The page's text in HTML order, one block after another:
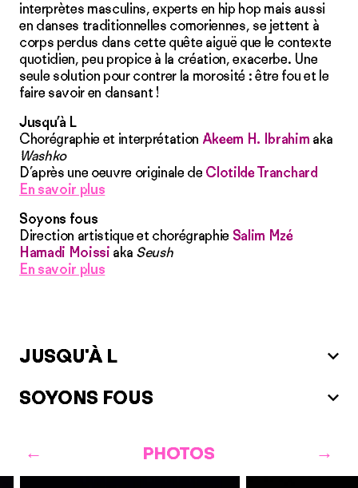
interprètes masculins, experts en hip hop mais aussi
en danses traditionnelles comoriennes, se jettent à
corps perdus dans cette quête aiguë que le contexte
quotidien, peu propice à la création, exacerbe. Une
seule solution pour contrer la morosité : être fou et le
faire savoir en dansant !
Jusqu’à L
Chorégraphie et interprétation Akeem H. Ibrahim aka
Washko
D’après une oeuvre originale de Clotilde Tranchard
En savoir plus
Soyons fous
Direction artistique et chorégraphie Salim Mzé
Hamadi Moissi aka Seush
En savoir plus
JUSQU'À L
SOYONS FOUS
PHOTOS